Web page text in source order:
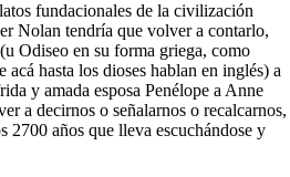
fundacionales de la civilización
Nolan tendría que volver a contarlo,
Odiseo en su forma griega, como
acá hasta los dioses hablan en inglés) a
y amada esposa Penélope a Anne
a decirnos o señalarnos o recalcarnos,
2700 años que lleva escuchándose y